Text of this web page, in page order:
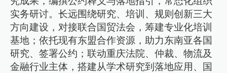
实务研讨。长远围绕研究、培训、规则创新三大
方向建设，对接联合国贸法会，筹建专业化培训
基地；依托现有东盟合作资源，助力东南亚各国
研究、签署公约；联动重庆法院、仲裁、物流及
金融行业主体，搭建从学术研究到落地应用、国